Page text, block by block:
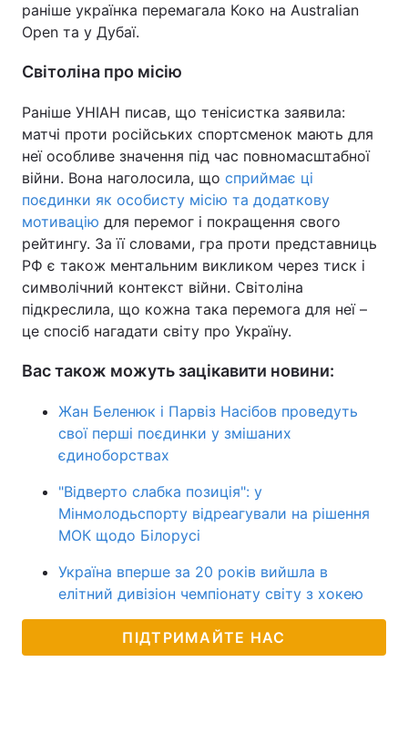
раніше українка перемагала Коко на Australian
Open та у Дубаї.
Світоліна про місію
Раніше УНІАН писав, що тенісистка заявила:
матчі проти російських спортсменок мають для
неї особливе значення під час повномасштабної
війни. Вона наголосила, що сприймає ці
поєдинки як особисту місію та додаткову
мотивацію для перемог і покращення свого
рейтингу. За її словами, гра проти представниць
РФ є також ментальним викликом через тиск і
символічний контекст війни. Світоліна
підкреслила, що кожна така перемога для неї –
це спосіб нагадати світу про Україну.
Вас також можуть зацікавити новини:
Жан Беленюк і Парвіз Насібов проведуть
свої перші поєдинки у змішаних
єдиноборствах
"Відверто слабка позиція": у
Мінмолодьспорту відреагували на рішення
МОК щодо Білорусі
Україна вперше за 20 років вийшла в
елітний дивізіон чемпіонату світу з хокею
ПІДТРИМАЙТЕ НАС